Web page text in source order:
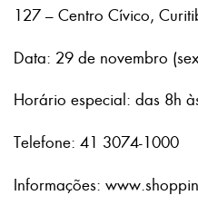
127 – Centro Cívico,
Data: 29 de novembro
Horário especial: das 8h
Telefone: 41 3074-1000
Informações: